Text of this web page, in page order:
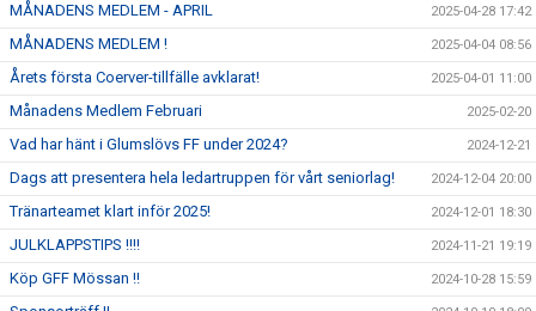
MÅNADENS MEDLEM - APRIL 2025-04-28 17:42
MÅNADENS MEDLEM ! 2025-04-04 08:56
Årets första Coerver-tillfälle avklarat! 2025-04-01 11:00
Månadens Medlem Februari 2025-02-20
Vad har hänt i Glumslövs FF under 2024? 2024-12-21
Dags att presentera hela ledartruppen för vårt seniorlag! 2024-12-04 20:00
Tränarteamet klart inför 2025! 2024-12-01 18:30
JULKLAPPSTIPS !!!! 2024-11-21 19:19
Köp GFF Mössan !! 2024-10-28 15:59